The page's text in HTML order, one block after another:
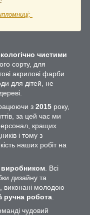
чистими
сорту, для
акрилові фарби
для дітей, не
з 2015 року,
за цей час ми
кращих
і тому з
наших робіт на
виробником . Всі
дизайну та
виконані молодою
ручна робота
чудовий